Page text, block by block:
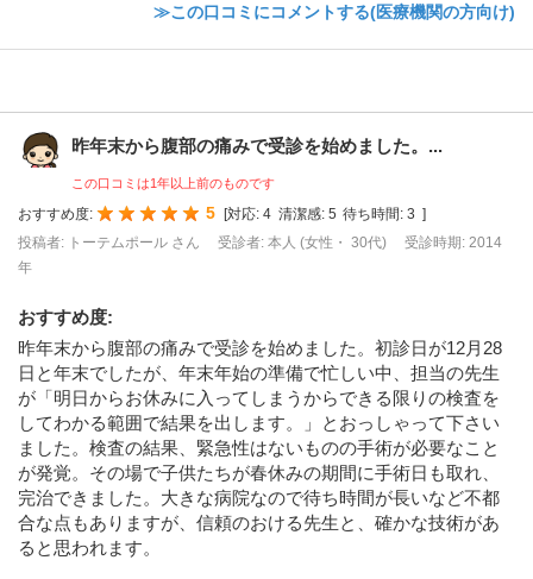
≫この口コミにコメントする(医療機関の方向け)
昨年末から腹部の痛みで受診を始めました。...
この口コミは1年以上前のものです
おすすめ度: 5 対応: 4 清潔感: 5 待ち時間: 3
投稿者: トーテムポール さん
受診者: 本人 (女性・ 30代)
受診時期: 2014
年
おすすめ度:
昨年末から腹部の痛みで受診を始めました。初診日が12月28
日と年末でしたが、年末年始の準備で忙しい中、担当の先生
が「明日からお休みに入ってしまうからできる限りの検査を
してわかる範囲で結果を出します。」とおっしゃって下さい
ました。検査の結果、緊急性はないものの手術が必要なこと
が発覚。その場で子供たちが春休みの期間に手術日も取れ、
完治できました。大きな病院なので待ち時間が長いなど不都
合な点もありますが、信頼のおける先生と、確かな技術があ
ると思われます。